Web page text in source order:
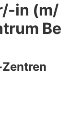
in (m/
Be